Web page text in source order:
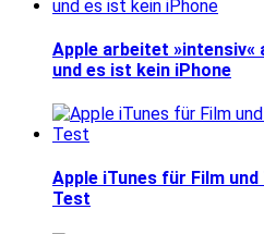
Apple arbeitet
und es ist kein iPhone
Apple iTunes für Film
Test